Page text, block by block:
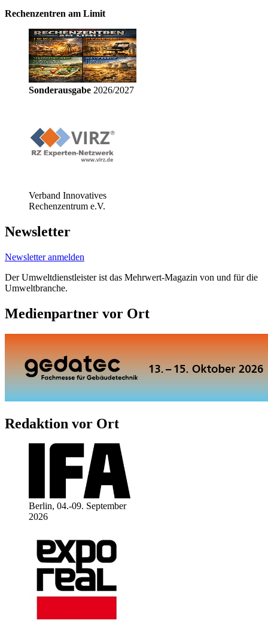
Rechenzentren am Limit
Sonderausgabe 2026/2027
Verband Innovatives
Rechenzentrum e.V.
Newsletter
Newsletter anmelden
Der Umweltdienstleister ist das Mehrwert-Magazin von und für die
Umweltbranche.
Medienpartner vor Ort
Redaktion vor Ort
Berlin, 04.-09. September
2026